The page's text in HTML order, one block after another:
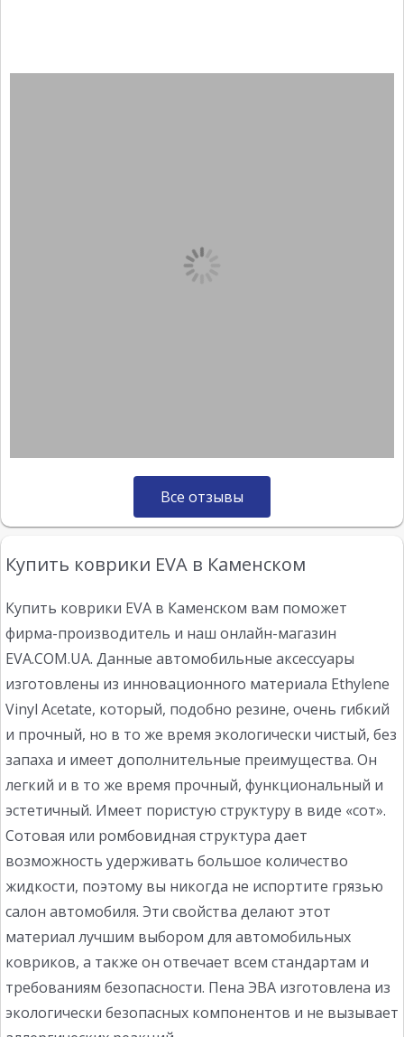
Все отзывы
Купить коврики EVA в Каменском
Купить коврики EVA в Каменском вам поможет
фирма-производитель и наш онлайн-магазин
EVA.COM.UA. Данные автомобильные аксессуары
изготовлены из инновационного материала Ethylene
Vinyl Acetate, который, подобно резине, очень гибкий
и прочный, но в то же время экологически чистый, без
запаха и имеет дополнительные преимущества. Он
легкий и в то же время прочный, функциональный и
эстетичный. Имеет пористую структуру в виде «сот».
Сотовая или ромбовидная структура дает
возможность удерживать большое количество
жидкости, поэтому вы никогда не испортите грязью
салон автомобиля. Эти свойства делают этот
материал лучшим выбором для автомобильных
ковриков, а также он отвечает всем стандартам и
требованиям безопасности. Пена ЭВА изготовлена из
экологически безопасных компонентов и не вызывает